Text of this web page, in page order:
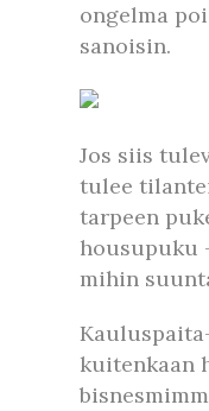
ongelma
sanoisin.
Jos siis
tulee
tarpeen
housupuku
mihin
kuitenkaan